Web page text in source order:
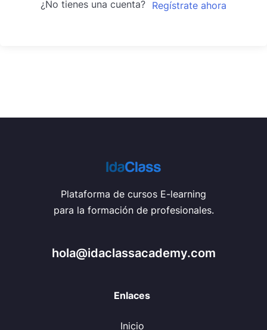
¿No tienes una cuenta? Regístrate ahora
Plataforma de cursos E-learning
para la formación de profesionales.
hola@idaclassacademy.com
Enlaces
Inicio